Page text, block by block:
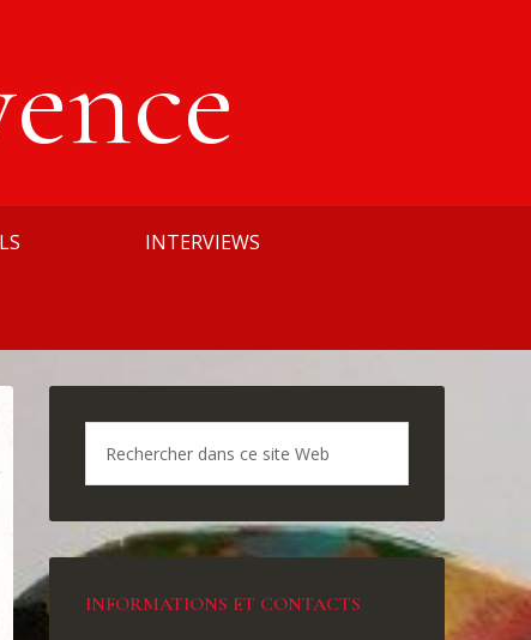
INTERVIEWS
INFORMATIONS ET CONTACTS